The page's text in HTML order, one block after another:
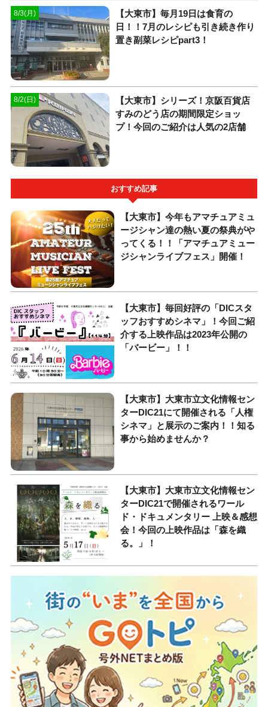
8/3(月)
【大東市】毎月19日は食育の
日！！7月のレシピも引き続き作り
置き副菜レシピpart3！
8/2(日)
【大東市】シリーズ！京阪百貨店
すみのどう店の期間限定ショッ
プ！今回のご紹介は人気の2店舗
おすすめ記事
【大東市】今年もアマチュアミュ
ージシャン達の熱い夏の祭典がや
ってくる！！「アマチュアミュー
ジシャンライブフェス」開催！
【大東市】毎回好評の「DICスタ
ッフおすすめシネマ」！今回ご紹
介する上映作品は2023年公開の
「バービー」！！
【大東市】大東市立文化情報セン
ターDIC21にて開催される「人権
シネマ」と展示のご案内！！知る
事から始めませんか？
【大東市】大東市立文化情報セン
ターDIC21で開催されるワール
ド・ドキュメンタリー 上映＆感想
会！今回の上映作品は「森を織
る。」！